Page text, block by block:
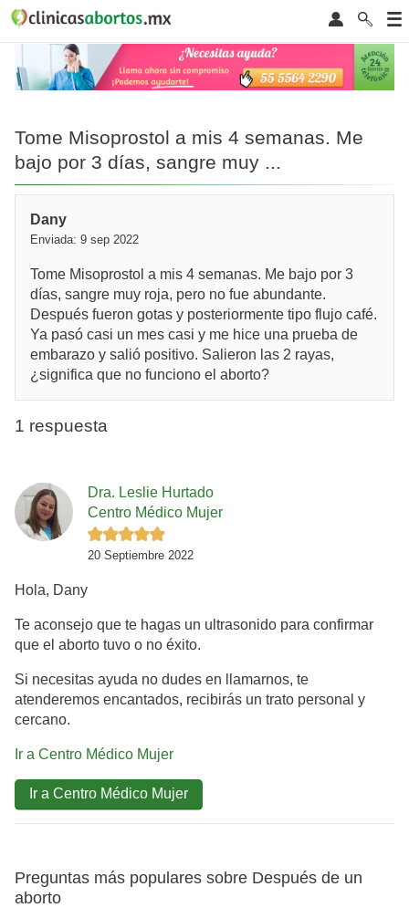
Tome Misoprostol a mis 4 semanas. Me
bajo por 3 días, sangre muy ...
Dany
Enviada: 9 sep 2022
Tome Misoprostol a mis 4 semanas. Me bajo por 3
días, sangre muy roja, pero no fue abundante.
Después fueron gotas y posteriormente tipo flujo café.
Ya pasó casi un mes casi y me hice una prueba de
embarazo y salió positivo. Salieron las 2 rayas,
¿significa que no funciono el aborto?
1 respuesta
Dra. Leslie Hurtado
Centro Médico Mujer
20 Septiembre 2022
Hola, Dany
Te aconsejo que te hagas un ultrasonido para confirmar
que el aborto tuvo o no éxito.
Si necesitas ayuda no dudes en llamarnos, te
atenderemos encantados, recibirás un trato personal y
cercano.
Ir a Centro Médico Mujer
Ir a Centro Médico Mujer
Preguntas más populares sobre Después de un
aborto